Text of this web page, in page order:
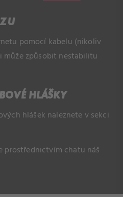
pomocí kabelu (nikoliv
způsobit nestabilitu
HLÁŠKY
hlášek naleznete v sekci
prostřednictvím chatu náš